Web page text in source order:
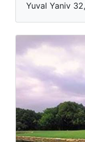
Yuval Yaniv